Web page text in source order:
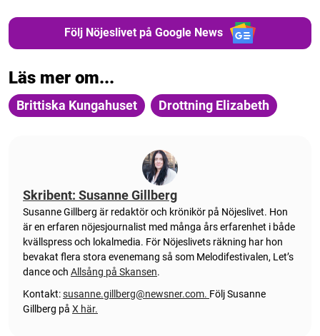
Följ Nöjeslivet på Google News
Läs mer om...
Brittiska Kungahuset Drottning Elizabeth
Skribent: Susanne Gillberg
Susanne Gillberg är redaktör och krönikör på Nöjeslivet. Hon
är en erfaren nöjesjournalist med många års erfarenhet i både
kvällspress och lokalmedia. För Nöjeslivets räkning har hon
bevakat flera stora evenemang så som Melodifestivalen, Let’s
dance och Allsång på Skansen.
Kontakt:susanne.gillberg@newsner.com. Följ Susanne
Gillberg på X här.